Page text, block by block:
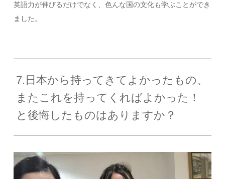
英語力が伸びるだけでなく、色んな国の文化も学ぶことができ
ました。
7.日本から持ってきてよかったもの、
またこれを持ってくればよかった！
と後悔したものはありますか？